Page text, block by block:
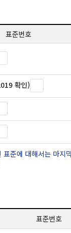
표준번호
확인)
표준에 대해서는 마지
표준번호